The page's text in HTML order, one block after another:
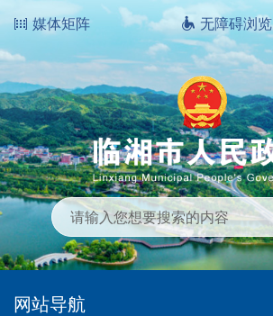
媒体矩阵 无障碍浏览
网站导航